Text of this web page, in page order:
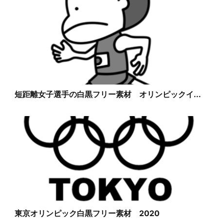
短距離女子選手の白黒フリー素材 オリンピックイ...
東京オリンピック白黒フリー素材 2020